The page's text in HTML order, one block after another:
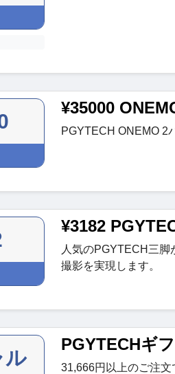
¥35000
PGYTECH ONEMO 2
¥3182
人気のPGYTECH三脚
撮影を実現します。
ル
PGYTECHギ
31,666円以上のご注